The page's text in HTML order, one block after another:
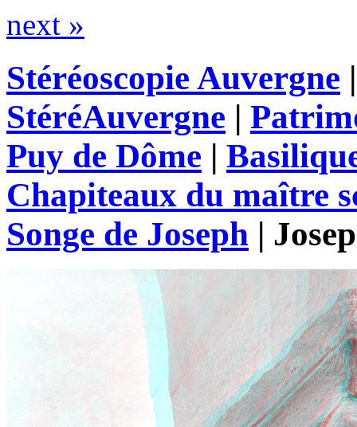
next »
Stéréoscopie Auvergne
StéréAuvergne |
Puy de Dôme |
Chapiteaux du maître
Songe de Joseph |